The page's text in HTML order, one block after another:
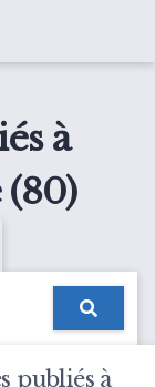
à
publiés à